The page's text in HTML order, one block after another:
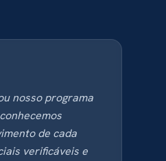
nosso programa
de cada
verificáveis e